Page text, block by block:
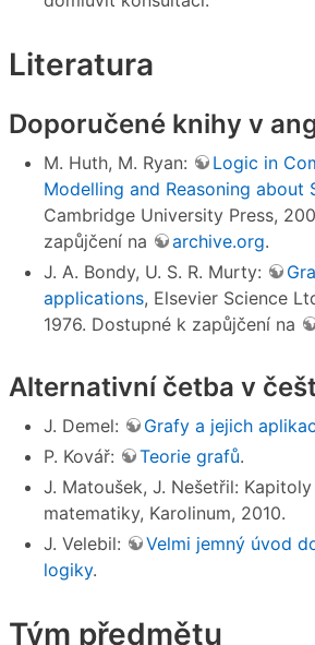
Literatura
Doporučené knihy v
M. Huth, M. Ryan:
Logic in
Modelling and Reasoning about
Cambridge University Press,
zapůjčení na
archive.org.
J. A. Bondy, U. S. R. Murty:
applications, Elsevier Science
1976. Dostupné k zapůjčení na
Alternativní četba v
J. Demel: Grafy a jejich
P. Kovář:
Teorie grafů.
J. Matoušek, J. Nešetřil:
matematiky, Karolinum, 2010.
J. Velebil:
Velmi jemný úvod
logiky.
Tým předmětu